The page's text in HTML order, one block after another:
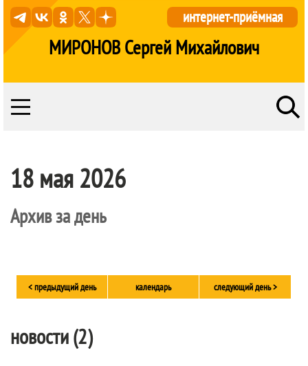
МИРОНОВ Сергей Михайлович
интернет-приёмная
18 мая 2026
Архив за день
< предыдущий день календарь следующий день >
новости (2)